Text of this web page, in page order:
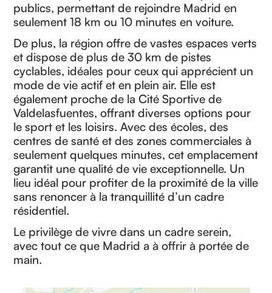
publics, permettant de rejoindre Madrid en
seulement 18 km ou 10 minutes en voiture.
De plus, la région offre de vastes espaces verts
et dispose de plus de 30 km de pistes
cyclables, idéales pour ceux qui apprécient un
mode de vie actif et en plein air. Elle est
également proche de la Cité Sportive de
Valdelasfuentes, offrant diverses options pour
le sport et les loisirs. Avec des écoles, des
centres de santé et des zones commerciales à
seulement quelques minutes, cet emplacement
garantit une qualité de vie exceptionnelle. Un
lieu idéal pour profiter de la proximité de la ville
sans renoncer à la tranquillité d’un cadre
résidentiel.
Le privilège de vivre dans un cadre serein,
avec tout ce que Madrid a à offrir à portée de
main.